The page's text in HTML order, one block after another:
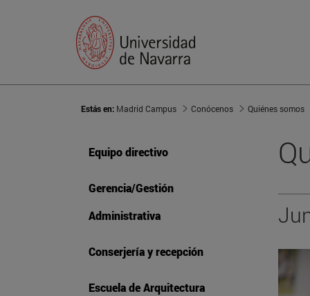
Estás en: Madrid Campus Conócenos Quiénes somos
Equipo directivo
Gerencia/Gestión
Administrativa
Conserjería y recepción
Escuela de Arquitectura